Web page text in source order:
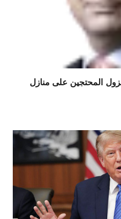
المحتجين على منازل